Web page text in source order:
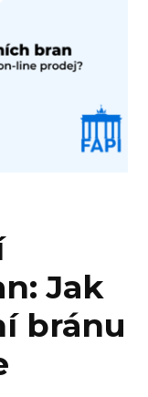
Jak
bránu